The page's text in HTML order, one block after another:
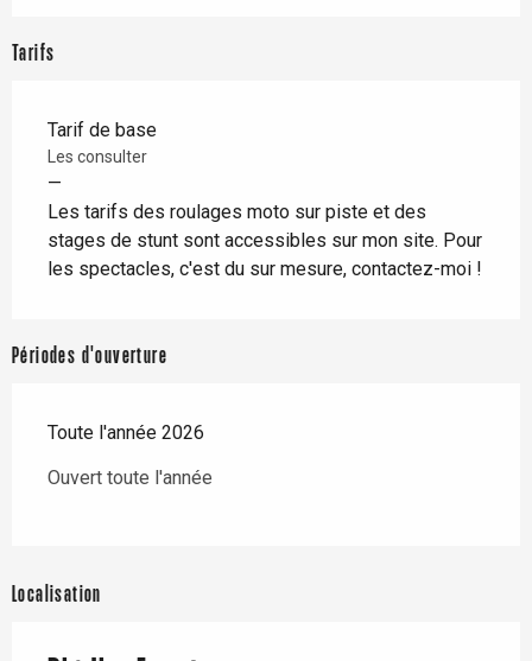
Tarifs
Tarif de base
Les consulter
—
Les tarifs des roulages moto sur piste et des
stages de stunt sont accessibles sur mon site. Pour
les spectacles, c'est du sur mesure, contactez-moi !
Périodes d'ouverture
Toute l'année 2026
Ouvert toute l'année
Localisation